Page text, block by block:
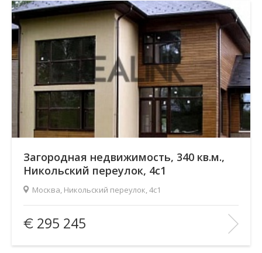
В ИЗБРАННОЕ
Загородная недвижимость, 340 кв.м.,
Никольский переулок, 4с1
Москва, Никольский переулок, 4с1
Площадь(общ. /жил. /кухня), м2:
340/—/—
Количество комнат:
2
Этаж:
2/2
295 245